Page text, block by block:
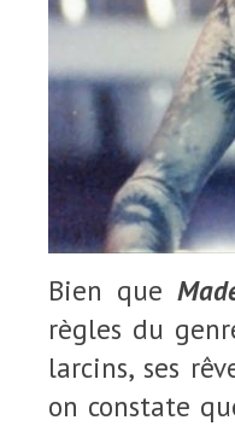
Bien que
règles du
larcins, ses
on constate